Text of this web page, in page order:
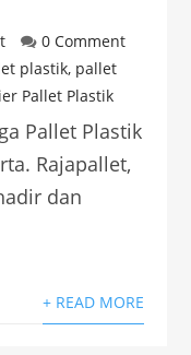
0 Comment
plastik, pallet
Pallet Plastik
Pallet Plastik
Rajapallet,
dan
+ READ MORE